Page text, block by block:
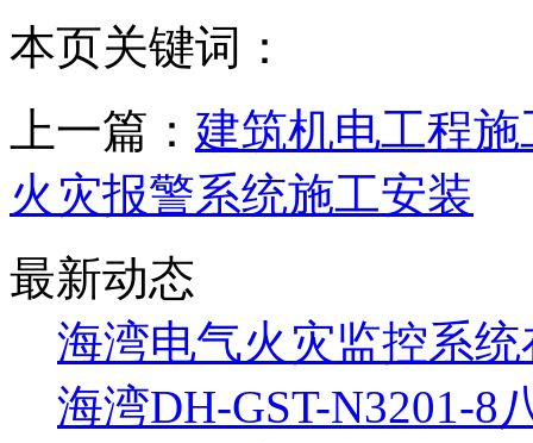
本页关键词：
上一篇： 建筑机电工程
火灾报警系统施工安装
最新动态
海湾电气火灾监控系
海湾DH-GST-N3201-8